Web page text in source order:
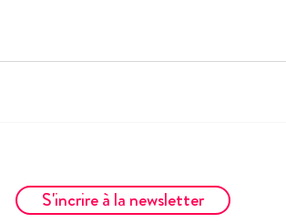
S'incrire à la newsletter